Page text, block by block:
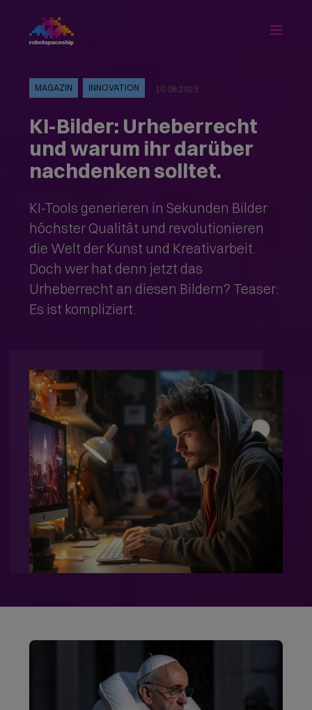
MAGAZIN INNOVATION 10.08.2023
KI-Bilder: Urheberrecht
und warum ihr darüber
nachdenken solltet.
KI-Tools generieren in Sekunden Bilder
höchster Qualität und revolutionieren
die Welt der Kunst und Kreativarbeit.
Doch wer hat denn jetzt das
Urheberrecht an diesen Bildern? Teaser:
Es ist kompliziert.